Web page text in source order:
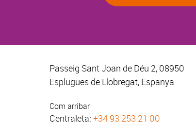
Passeig Sant Joan de Déu 2, 08950
Esplugues de Llobregat, Espanya
Com arribar
Centraleta: +34 93 253 21 00